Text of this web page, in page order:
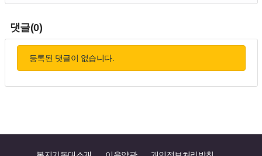
댓글(0)
등록된 댓글이 없습니다.